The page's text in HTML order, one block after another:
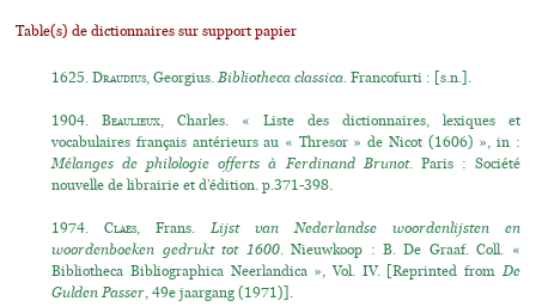
Table(s) de dictionnaires sur support papier
1625.Draudius, Georgius.Bibliotheca classica. Francofurti : [s.n.].
1904.Beaulieux, Charles. « Liste des dictionnaires, lexiques et
vocabulaires français antérieurs au « Thresor » de Nicot (1606) », in :
Mélanges de philologie offerts à Ferdinand Brunot. Paris : Société
nouvelle de librairie et d’édition. p.371-398.
1974.Claes, Frans.Lijst van Nederlandse woordenlijsten en
woordenboeken gedrukt tot 1600.Nieuwkoop : B. De Graaf. Coll. «
Bibliotheca Bibliographica Neerlandica », Vol. IV. [Reprinted fromDe
Gulden Passer, 49e jaargang (1971)].